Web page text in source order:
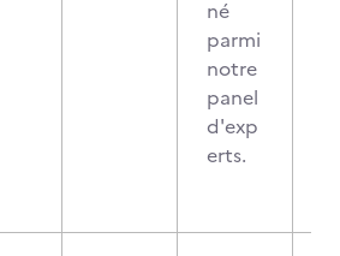
né
parmi
notre
panel
d'exp
erts.